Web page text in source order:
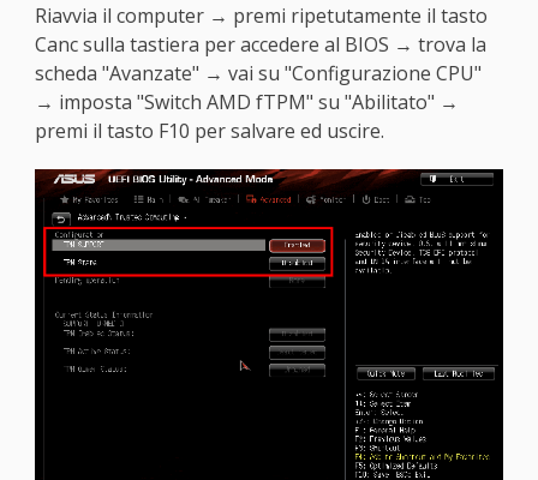
Riavvia il computer → premi ripetutamente il tasto
Canc sulla tastiera per accedere al BIOS → trova la
scheda "Avanzate" → vai su "Configurazione CPU"
→ imposta "Switch AMD fTPM" su "Abilitato" →
premi il tasto F10 per salvare ed uscire.